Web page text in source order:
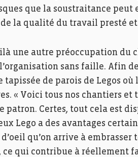
que la soustraitance peut
la qualité du travail presté et
une autre préoccupation du
sans faille. Afin
de parois de Legos où
« Voici tous nos chantiers et
patron. Certes, tout cela est
Lego a des avantages
d’oeil qu’on arrive à
ce qui contribue à réellement